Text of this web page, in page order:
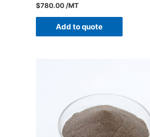
$780.00 /MT
Add to quote